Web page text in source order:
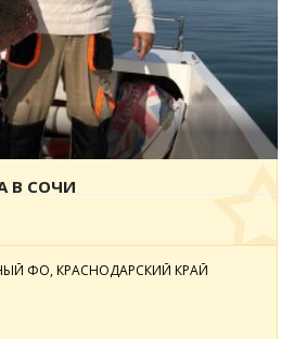
В СОЧИ
ФО, КРАСНОДАРСКИЙ КРАЙ